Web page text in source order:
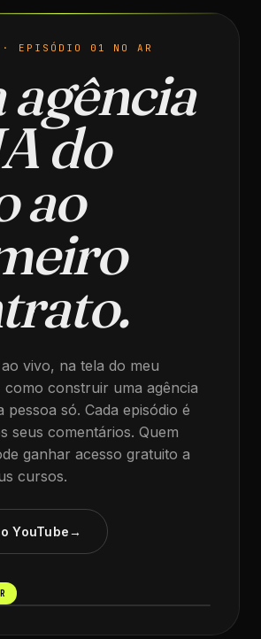
· EPISÓDIO 01 NO AR
agência
do
ao
vivo, na tela do meu
construir uma agência
pessoa só. Cada episódio é
seus comentários. Quem
ganhar acesso gratuito a
cursos.
YouTube→